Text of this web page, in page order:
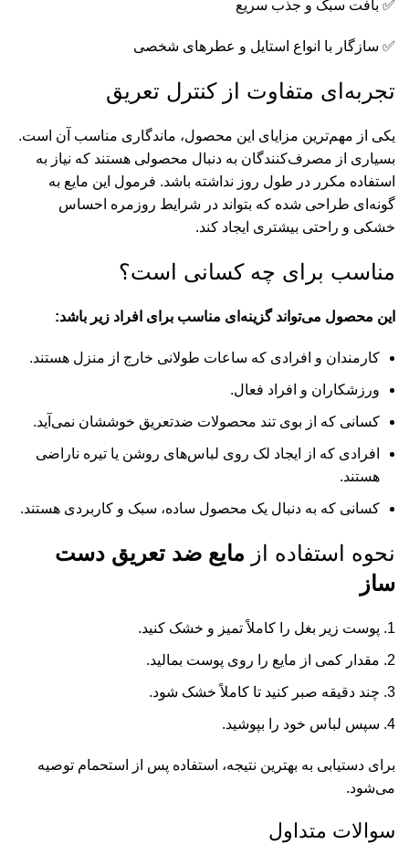
✅ بافت سبک و جذب سریع
✅ سازگار با انواع استایل و عطرهای شخصی
تجربه‌ای متفاوت از کنترل تعریق
یکی از مهم‌ترین مزایای این محصول، ماندگاری مناسب آن است.
بسیاری از مصرف‌کنندگان به دنبال محصولی هستند که نیاز به
استفاده مکرر در طول روز نداشته باشد. فرمول این مایع به
گونه‌ای طراحی شده که بتواند در شرایط روزمره احساس
خشکی و راحتی بیشتری ایجاد کند.
مناسب برای چه کسانی است؟
این محصول می‌تواند گزینه‌ای مناسب برای افراد زیر باشد:
کارمندان و افرادی که ساعات طولانی خارج از منزل هستند.
ورزشکاران و افراد فعال.
کسانی که از بوی تند محصولات ضدتعریق خوششان نمی‌آید.
افرادی که از ایجاد لک روی لباس‌های روشن یا تیره ناراضی
هستند.
کسانی که به دنبال یک محصول ساده، سبک و کاربردی هستند.
نحوه استفاده از مایع ضد تعریق دست‌
ساز
پوست زیر بغل را کاملاً تمیز و خشک کنید.
مقدار کمی از مایع را روی پوست بمالید.
چند دقیقه صبر کنید تا کاملاً خشک شود.
سپس لباس خود را بپوشید.
برای دستیابی به بهترین نتیجه، استفاده پس از استحمام توصیه
می‌شود.
سوالات متداول